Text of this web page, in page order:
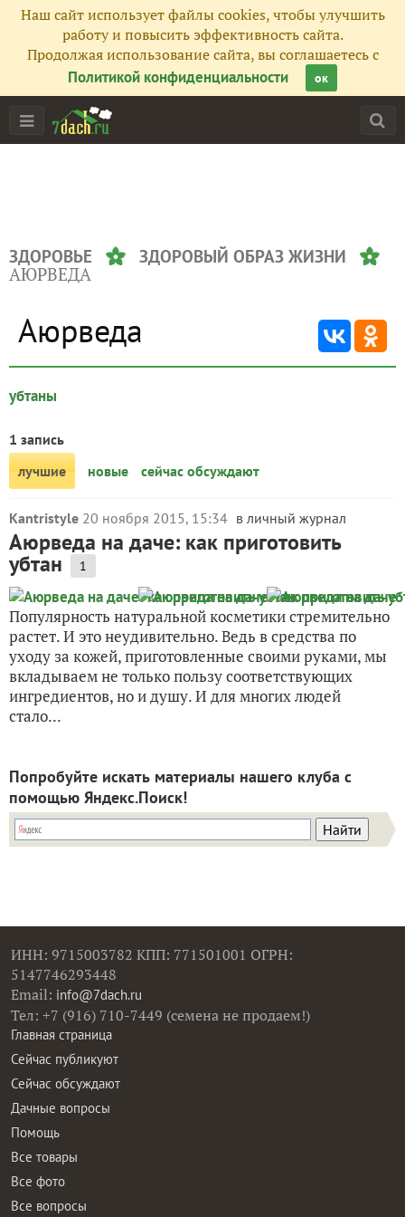
Наш сайт использует файлы cookies, чтобы улучшить
работу и повысить эффективность сайта.
Продолжая использование сайта, вы соглашаетесь с
Политикой конфиденциальности
ок
ЗДОРОВЬЕ ЗДОРОВЫЙ ОБРАЗ ЖИЗНИ
АЮРВЕДА
Аюрведа
убтаны
1 запись
лучшие
новые сейчас обсуждают
Kantristyle 20 ноября 2015, 15:34 в личный журнал
Аюрведа на даче: как приготовить
убтан 1
Популярность натуральной косметики стремительно
растет. И это неудивительно. Ведь в средства по
уходу за кожей, приготовленные своими руками, мы
вкладываем не только пользу соответствующих
ингредиентов, но и душу. И для многих людей
стало...
Попробуйте искать материалы нашего клуба с
помощью Яндекс.Поиск!
ИНН: 9715003782 КПП: 771501001 ОГРН:
5147746293448
Email: info@7dach.ru
Тел: +7 (916) 710-7449 (семена не продаем!)
Главная страница
Сейчас публикуют
Сейчас обсуждают
Дачные вопросы
Помощь
Все товары
Все фото
Все вопросы